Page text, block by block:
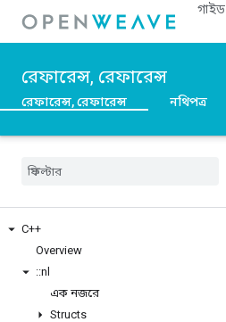
গাইড
রেফারেন্স, রেফারেন্স
রেফারেন্স, রেফারেন্স নথিপত্র
C++
Overview
::nl
এক নজরে
Structs